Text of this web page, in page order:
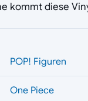
kommt diese
POP! Figuren
One Piece